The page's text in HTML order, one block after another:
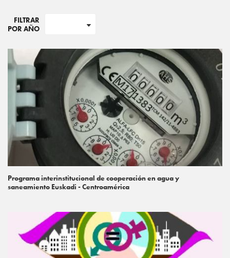
FILTRAR
POR AÑO
Programa interinstitucional de cooperación en agua y
saneamiento Euskadi - Centroamérica